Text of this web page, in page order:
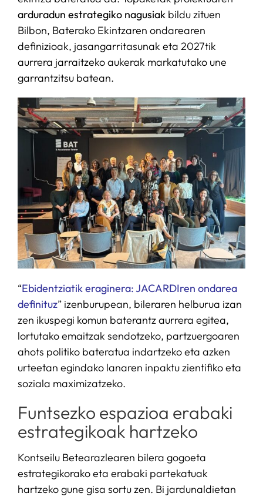
arduradun estrategiko nagusiakbildu zituen
Bilbon, Baterako Ekintzaren ondarearen
definizioak, jasangarritasunak eta 2027tik
aurrera jarraitzeko aukerak markatutako une
garrantzitsu batean.
“Ebidentziatik eraginera: JACARDIren ondarea
definituz” izenburupean, bileraren helburua izan
zen ikuspegi komun baterantz aurrera egitea,
lortutako emaitzak sendotzeko, partzuergoaren
ahots politiko bateratua indartzeko eta azken
urteetan egindako lanaren inpaktu zientifiko eta
soziala maximizatzeko.
Funtsezko espazioa erabaki
estrategikoak hartzeko
Kontseilu Betearazlearen bilera gogoeta
estrategikorako eta erabaki partekatuak
hartzeko gune gisa sortu zen. Bi jardunaldietan